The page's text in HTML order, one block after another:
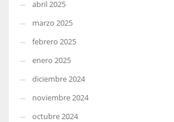
abril 2025
marzo 2025
febrero 2025
enero 2025
diciembre 2024
noviembre 2024
octubre 2024